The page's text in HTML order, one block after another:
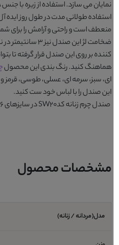
استفاده طولانی مدت در طول روز ایده
منعطف است و راحتی و آرامش را برای شما
ضخامت لژ این صندل
کننده بر روی این صندل قرار گرفته تا
هماهنگ کنید. رنگ بندی این محصول
ای، سبز، سرمه ای، عسلی، طوسی، قرمز و
این صندل را با لباس خود ست کنید.
صندل چرم زنانه کدSW20
در سایزهای 36 تا 41 ارائه شده است.
مشخصات محصول
مدل(مردانه / زنانه)